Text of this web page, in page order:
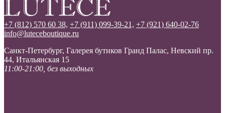
+7 (812) 570 60 38, +7 (911) 099-39-21, +7 (921) 640-02-76
info@luteceboutique.ru
Санкт-Петербург, Галерея бутиков Гранд Палас, Невский пр.
44, Итальянская 15
11:00-21:00, без выходных